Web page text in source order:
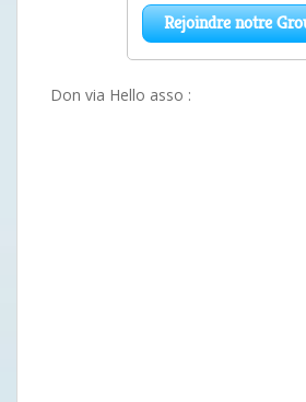
Don via Hello asso :